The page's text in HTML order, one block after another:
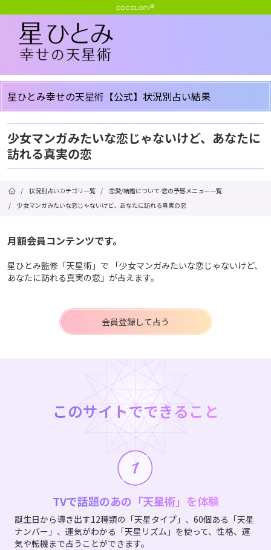
星ひとみ幸せの天星術【公式】状況別占い結果
少女マンガみたいな恋じゃないけど、あなたに
訪れる真実の恋
/ 状況別占いカテゴリ一覧 /
恋愛/結婚について-恋の予感メニュー一覧
/
少女マンガみたいな恋じゃないけど、あなたに訪れる真実の恋
月額会員コンテンツです。
星ひとみ監修「天星術」で 「少女マンガみたいな恋じゃないけど、
あなたに訪れる真実の恋」が占えます。
会員登録して占う
このサイトでできること
TVで話題のあの「天星術」を体験
誕生日から導き出す12種類の「天星タイプ」、60個ある「天星
ナンバー」、運気がわかる「天星リズム」を使って、性格、運
気や転機まで占うことができます。